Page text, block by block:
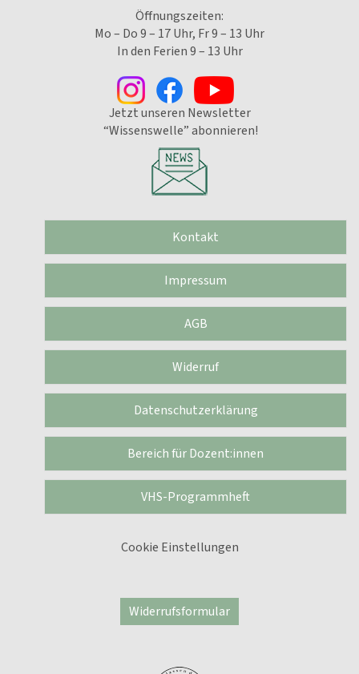
Öffnungszeiten:
Mo – Do 9 – 17 Uhr, Fr 9 – 13 Uhr
In den Ferien 9 – 13 Uhr
Jetzt unseren Newsletter
“Wissenswelle” abonnieren!
Kontakt
Impressum
AGB
Widerruf
Datenschutzerklärung
Bereich für Dozent:innen
VHS-Programmheft
Cookie Einstellungen
Widerrufsformular